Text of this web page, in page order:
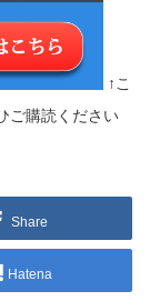
↑こ
ご購読ください
Share
Hatena